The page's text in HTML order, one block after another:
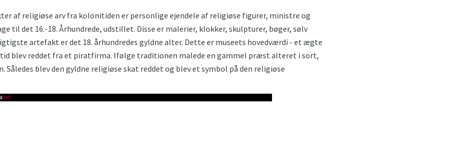
af religiøse arv fra kolonitiden er personlige ejendele af religiøse figurer, ministre og
til det 16.-18. Århundrede, udstillet. Disse er malerier, klokker, skulpturer, bøger, sølv
artefakt er det 18. århundredes gyldne alter. Dette er museets hovedværdi - et ægte
blev reddet fra et piratfirma. Ifølge traditionen malede en gammel præst alteret i sort,
Således blev den gyldne religiøse skat reddet og blev et symbol på den religiøse